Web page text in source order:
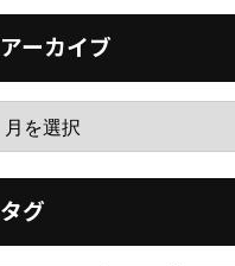
アーカイブ
タグ